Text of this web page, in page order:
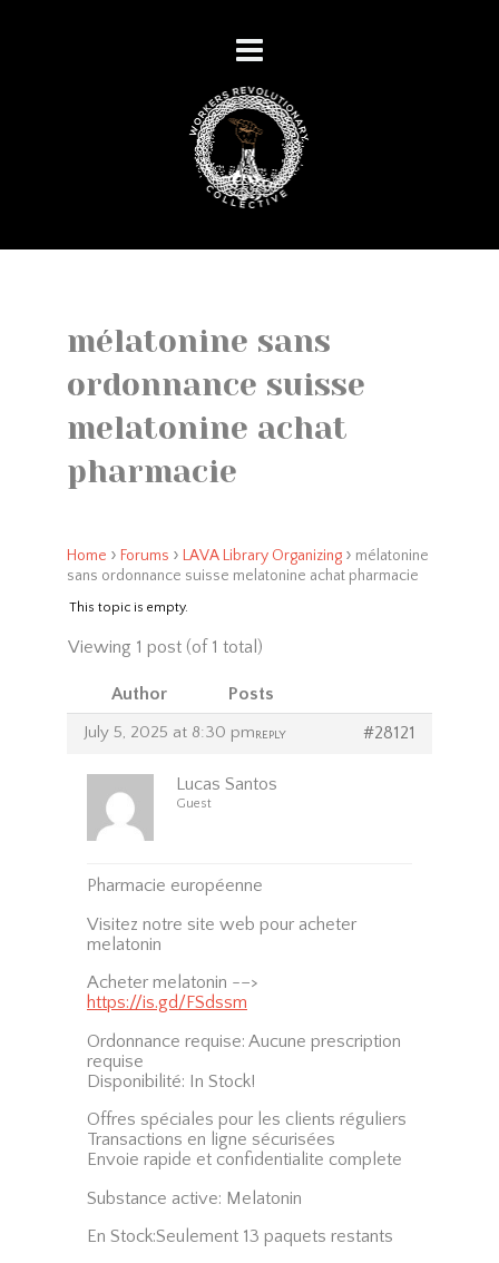
mélatonine sans
ordonnance suisse
melatonine achat
pharmacie
Home › Forums › LAVA Library Organizing › mélatonine
sans ordonnance suisse melatonine achat pharmacie
This topic is empty.
Viewing 1 post (of 1 total)
Author Posts
July 5, 2025 at 8:30 pm #28121
REPLY
Lucas Santos
Guest
Pharmacie européenne
Visitez notre site web pour acheter
melatonin
Acheter melatonin -–>
https://is.gd/FSdssm
Ordonnance requise: Aucune prescription
requise
Disponibilité: In Stock!
Offres spéciales pour les clients réguliers
Transactions en ligne sécurisées
Envoie rapide et confidentialite complete
Substance active: Melatonin
En Stock:Seulement 13 paquets restants